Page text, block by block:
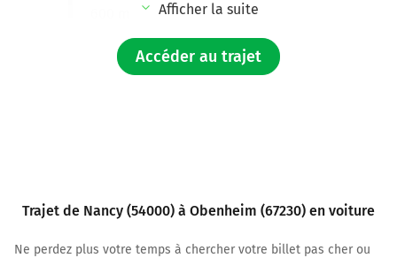
Continuer Rue Raugraff sur 190 mètres
800 m
Tourner à droite sur Boulevard Lobau et continuer sur
1,8 km
Afficher la suite
Accéder au trajet
Trajet de Nancy (54000) à Obenheim (67230) en voiture
Ne perdez plus votre temps à chercher votre billet pas cher ou